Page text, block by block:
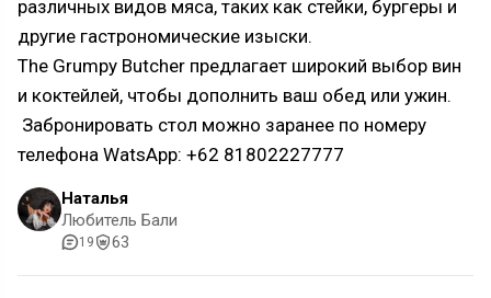
различных видов мяса, таких как стейки, бургеры и
другие гастрономические изыски.
The Grumpy Butcher предлагает широкий выбор вин
и коктейлей, чтобы дополнить ваш обед или ужин.
Забронировать стол можно заранее по номеру
телефона WatsApp: +62 81802227777
Наталья
Любитель Бали
19 63